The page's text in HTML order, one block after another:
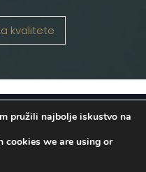
kvalitete
2026
. Configured
pridržana.
pružili najbolje iskustvo na
cookies we are using or